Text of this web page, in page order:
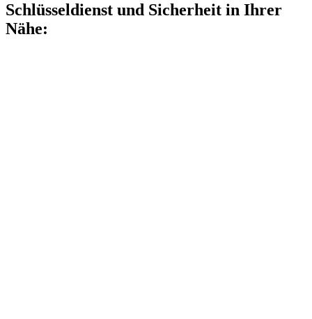
Schlüsseldienst und Sicherheit in Ihrer
Nähe: